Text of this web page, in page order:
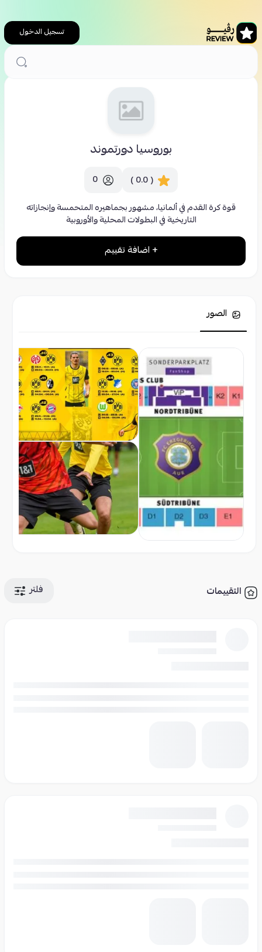
تسجيل الدخول
بوروسيا دورتموند
( 0.0 )
0
قوة كرة القدم في ألمانيا، مشهور بجماهيره المتحمسة وإنجازاته
التاريخية في البطولات المحلية والأوروبية
+ اضافة تقييم
الصور
التقييمات فلتر